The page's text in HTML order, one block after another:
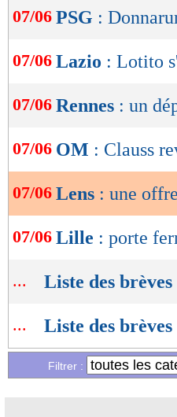
lecture
OK
07/06 PSG :
07/06 Lazio : Lotito
07/06 Rennes : un
07/06 OM : Clauss
07/06 Lens : une
07/06 Lille : porte
... Liste des
... Liste des
Filtrer :